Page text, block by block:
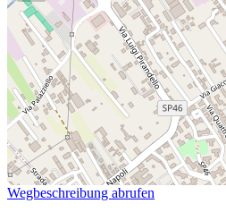
Wegbeschreibung abrufen